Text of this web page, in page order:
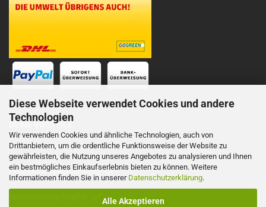
Diese Webseite verwendet Cookies und andere
Technologien
Wir verwenden Cookies und ähnliche Technologien, auch von
Drittanbietern, um die ordentliche Funktionsweise der Website zu
gewährleisten, die Nutzung unseres Angebotes zu analysieren und Ihnen
ein bestmögliches Einkaufserlebnis bieten zu können. Weitere
Informationen finden Sie in unserer Datenschutzerklärung.
Alle Akzeptieren
DEINE VORTEILE
Schnelle Lieferung
Persönliche Telefonberatung